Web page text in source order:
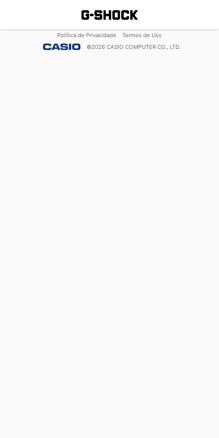
Política de Privacidade
Termos de Uso
©2026 CASIO COMPUTER CO., LTD.